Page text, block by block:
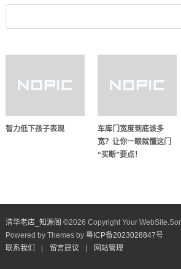
智力低下孩子表现
车库门宽度到底该多
宽？让你一眼就懂这门
“买断”要点！
清华老店_知源阁​ ©2026 Copyright Your
Powered by Themes by 粤ICP备2023028847号
联系我们
| 留言建议 | 网站管理